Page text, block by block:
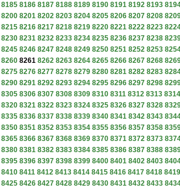
8185 8186 8187 8188 8189 8190 8191 8192 8193
8200 8201 8202 8203 8204 8205 8206 8207 8208
8215 8216 8217 8218 8219 8220 8221 8222 8223
8230 8231 8232 8233 8234 8235 8236 8237 8238
8245 8246 8247 8248 8249 8250 8251 8252 8253
8260 8261 8262 8263 8264 8265 8266 8267 8268
8275 8276 8277 8278 8279 8280 8281 8282 8283
8290 8291 8292 8293 8294 8295 8296 8297 8298
8305 8306 8307 8308 8309 8310 8311 8312 8313 8314
8320 8321 8322 8323 8324 8325 8326 8327 8328
8335 8336 8337 8338 8339 8340 8341 8342 8343
8350 8351 8352 8353 8354 8355 8356 8357 8358
8365 8366 8367 8368 8369 8370 8371 8372 8373
8380 8381 8382 8383 8384 8385 8386 8387 8388
8395 8396 8397 8398 8399 8400 8401 8402 8403
8410 8411 8412 8413 8414 8415 8416 8417 8418 8419
8425 8426 8427 8428 8429 8430 8431 8432 8433